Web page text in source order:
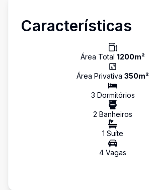
Características
Área Total 1200m²
Área Privativa 350m²
3 Dormitórios
2 Banheiros
1 Suíte
4 Vagas